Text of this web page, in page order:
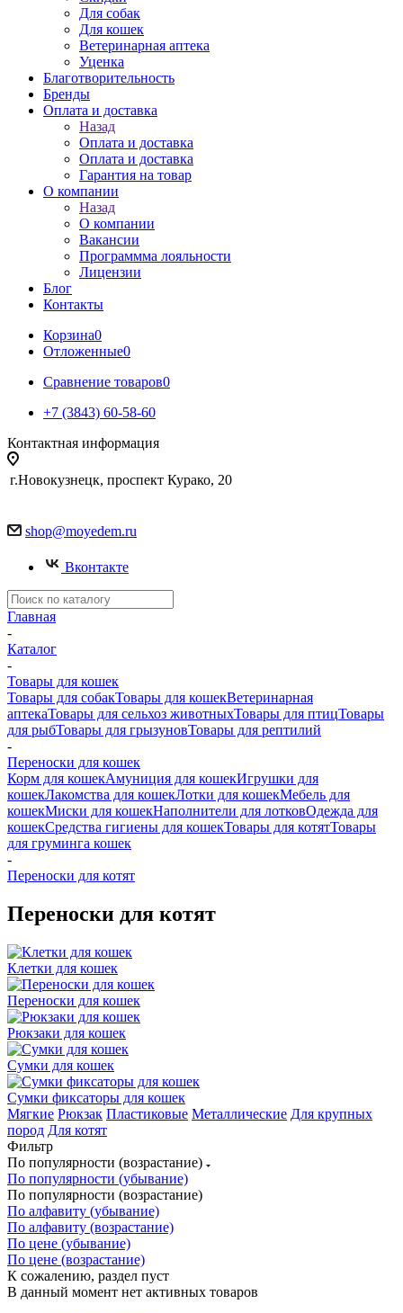
Для собак
Для кошек
Ветеринарная аптека
Уценка
Благотворительность
Бренды
Оплата и доставка
Назад
Оплата и доставка
Оплата и доставка
Гарантия на товар
О компании
Назад
О компании
Вакансии
Программма лояльности
Лицензии
Блог
Контакты
Корзина0
Отложенные0
Сравнение товаров0
+7 (3843) 60-58-60
Контактная информация
г.Новокузнецк, проспект Курако, 20
shop@moyedem.ru
Вконтакте
Главная
-
Каталог
-
Товары для кошек
Товары для собакТовары для кошекВетеринарная
аптекаТовары для сельхоз животныхТовары для птицТовары
для рыбТовары для грызуновТовары для рептилий
-
Переноски для кошек
Корм для кошекАмуниция для кошекИгрушки для
кошекЛакомства для кошекЛотки для кошекМебель для
кошекМиски для кошекНаполнители для лотковОдежда для
кошекСредства гигиены для кошекТовары для котятТовары
для груминга кошек
-
Переноски для котят
Переноски для котят
Клетки для кошек
Переноски для кошек
Рюкзаки для кошек
Сумки для кошек
Сумки фиксаторы для кошек
Мягкие Рюкзак Пластиковые Металлические Для крупных
пород Для котят
Фильтр
По популярности (возрастание)
По популярности (убывание)
По популярности (возрастание)
По алфавиту (убывание)
По алфавиту (возрастание)
По цене (убывание)
По цене (возрастание)
К сожалению, раздел пуст
В данный момент нет активных товаров